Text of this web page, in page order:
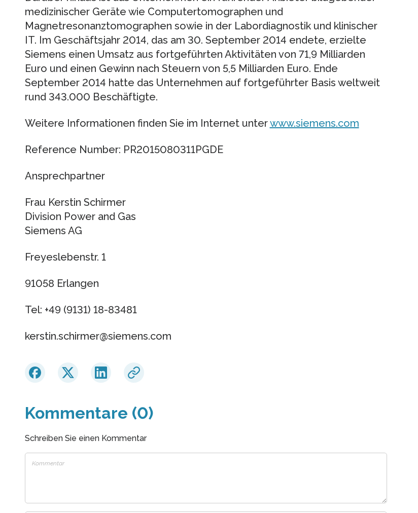
medizinischer Geräte wie Computertomographen und
Magnetresonanztomographen sowie in der Labordiagnostik und klinischer
IT. Im Geschäftsjahr 2014, das am 30. September 2014 endete, erzielte
Siemens einen Umsatz aus fortgeführten Aktivitäten von 71,9 Milliarden
Euro und einen Gewinn nach Steuern von 5,5 Milliarden Euro. Ende
September 2014 hatte das Unternehmen auf fortgeführter Basis weltweit
rund 343.000 Beschäftigte.
Weitere Informationen finden Sie im Internet unterwww.siemens.com
Reference Number: PR2015080311PGDE
Ansprechpartner
Frau Kerstin Schirmer
Division Power and Gas
Siemens AG
Freyeslebenstr. 1
91058 Erlangen
Tel: +49 (9131) 18-83481
kerstin.schirmer​@siemens.com
Kommentare (0)
Schreiben Sie einen Kommentar